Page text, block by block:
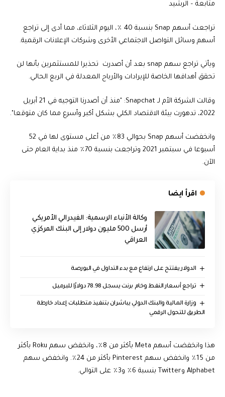
متابعة – الرشيد
تراجعت أسهم Snap بنسبة 40 ٪، اليوم الثلاثاء، مما أدى إلى تراجع
أسهم وسائل التواصل الاجتماعي الأخرى وشركات الإعلانات الرقمية.
ويأتي تراجع سهم snap بعد أن أصدرت تحذيرا للمستثمرين بأنها لن
تحقق أهدافها الخاصة للإيرادات والأرباح المعدلة في الربع الحالي.
وقالت الشركة الأم لـ Snapchat: "منذ أن أصدرنا التوجيه في 21 أبريل
2022، تدهورت بيئة الاقتصاد الكلي بشكل أكبر وأسرع مما كان متوقعا".
وانخفضت أسهم Snap بحوالي 83٪ من أعلى مستوى لها في 52
أسبوعا في سبتمبر 2021 وتراجعت بنسبة 70٪ منذ بداية العام حتى
الآن.
اقرأ ايضا
وكالة الأنباء الرسمية: الفيدرالي الأمريكي
أرسل 500 مليون دولار إلى البنك المركزي
العراقي
الدولار يفتتح على ارتفاع مع بدء التداول في البورصة
تراجع أسعار النفط وخام برنت يسجل 78.98 دولارًا للبرميل
وزارة المالية والبنك الدولي يباشران بتنفيذ متطلبات إعداد خارطة
الطريق للتحول الرقمي
هذا وانخفضت أسهم Meta بأكثر من 8٪، وانخفض سهم Roku بأكثر
من 15٪ وانخفض سهم Pinterest بأكثر من 24٪. وانخفض سهم
Alphabet وTwitter بنسبة 6٪ و3٪ على التوالي.